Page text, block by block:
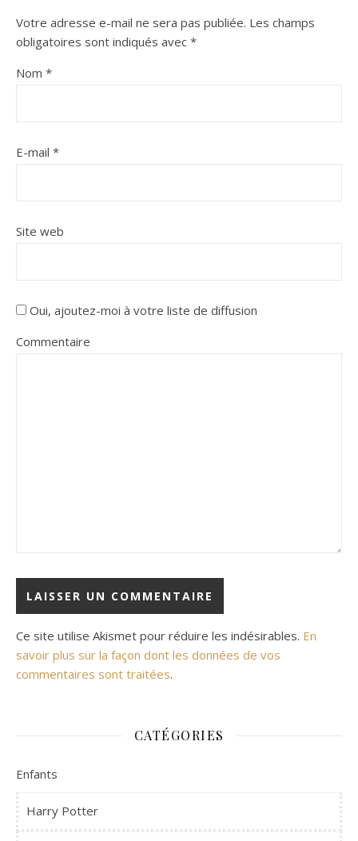
Votre adresse e-mail ne sera pas publiée. Les champs
obligatoires sont indiqués avec *
Nom *
E-mail *
Site web
Oui, ajoutez-moi à votre liste de diffusion
Commentaire
Ce site utilise Akismet pour réduire les indésirables. En
savoir plus sur la façon dont les données de vos
commentaires sont traitées.
CATÉGORIES
Enfants
Harry Potter